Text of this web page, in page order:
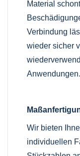
Material
Verbindung
wieder sicher
Anwendungen.
Wir bieten
individuellen